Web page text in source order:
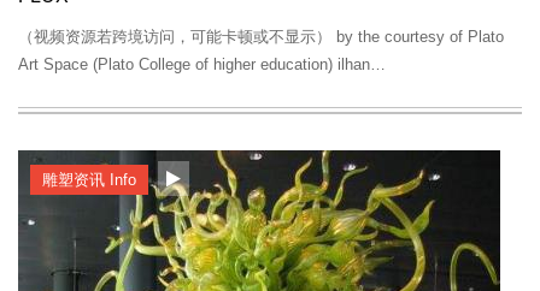
（视频资源若跨境访问，可能卡顿或不显示） by the courtesy of Plato
Art Space (Plato College of higher education) ilhan…
雕塑资讯 Info